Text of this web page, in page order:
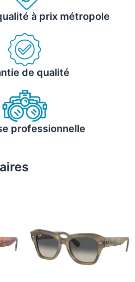
à prix métropole
de qualité
professionnelle